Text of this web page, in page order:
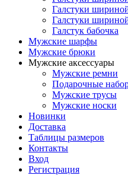
Галстуки
Галстуки
Галстук бабочка
Мужские шарфы
Мужские брюки
Мужские аксессуары
Мужские ремни
Подарочные
Мужские трусы
Мужские носки
Новинки
Доставка
Таблицы размеров
Контакты
Вход
Регистрация